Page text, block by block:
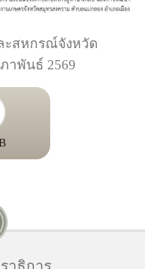
ะสหกรณ์จังหวัด
าพันธ์ 2569
าธิการ